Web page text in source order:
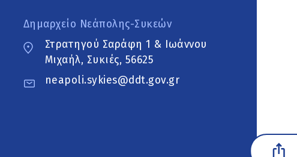
Δημαρχείο Νεάπολης-Συκεών
Στρατηγού Σαράφη 1 & Ιωάννου
Μιχαήλ, Συκιές, 56625
neapoli.sykies@ddt.gov.gr